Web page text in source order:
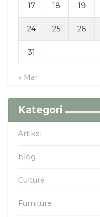
17 18 19
24 25 26
31
« Mar
Kategori
Artikel
blog
Culture
Furniture